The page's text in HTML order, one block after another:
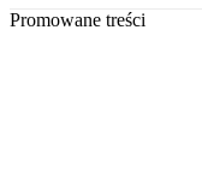
Promowane treści